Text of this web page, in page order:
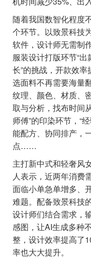
随着我国数智化程度
个环节。以致景科技
软件，设计师无需制
服装设计打版环节“
长”的挑战，开款效
选面料不再需要海量
纹理、颜色、材质、
取与分析，找布时间
师傅”的印染环节，“
能配方、协同排产，
点……
主打新中式和轻奢风
人表示，近两年消费
面临小单急单增多、
难题。配备致景科技
设计师们结合需求，
感图，让AI生成多种
整，设计效率提高了
率也大大提升。